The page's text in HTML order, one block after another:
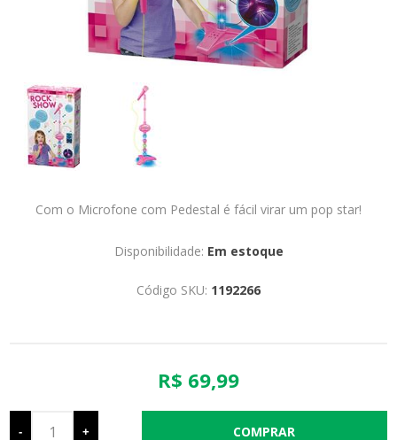
Com o Microfone com Pedestal é fácil virar um pop star!
Disponibilidade: Em estoque
Código SKU: 1192266
R$ 69,99
- +